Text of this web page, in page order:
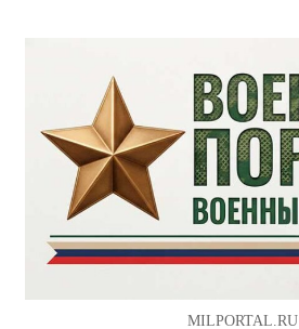
MILPORTAL.RU